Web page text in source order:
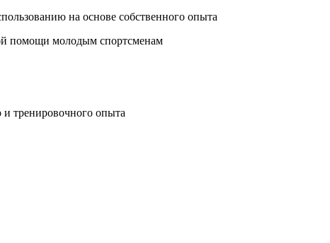
на основе собственного опыта
помощи молодым спортсменам
и тренировочного опыта